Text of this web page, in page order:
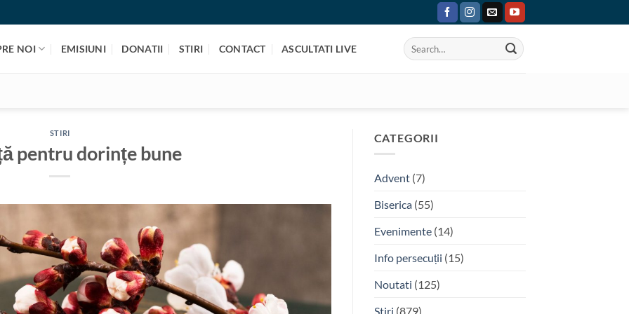
NOI EMISIUNI DONATII STIRI CONTACT ASCULTATI LIVE
STIRI
pentru dorințe bune
CATEGORII
Advent(7)
Biserica(55)
Evenimente(14)
Info persecuții (15)
Noutati (125)
Stiri (879)